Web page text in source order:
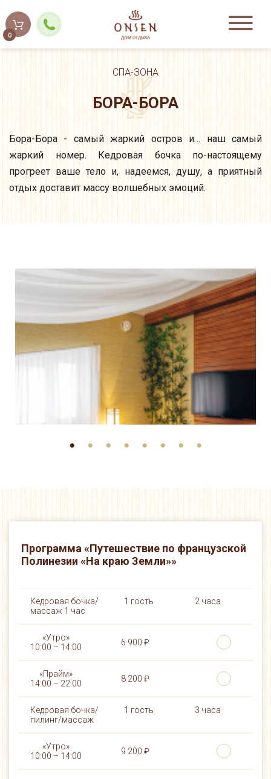
0
СПА-ЗОНА
БОРА-БОРА
Бора-Бора - cамый жаркий остров и… наш самый
жаркий номер. Кедровая бочка по-настоящему
прогреет ваше тело и, надеемся, душу, а приятный
отдых доставит массу волшебных эмоций.
Программа «Путешествие по французской
Полинезии «На краю Земли»»
Кедровая бочка/
массаж 1 час
1 гость 2 часа
6 900 ₽
8 200 ₽
Кедровая бочка/
пилинг/массаж
1 гость 3 часа
9 200 ₽